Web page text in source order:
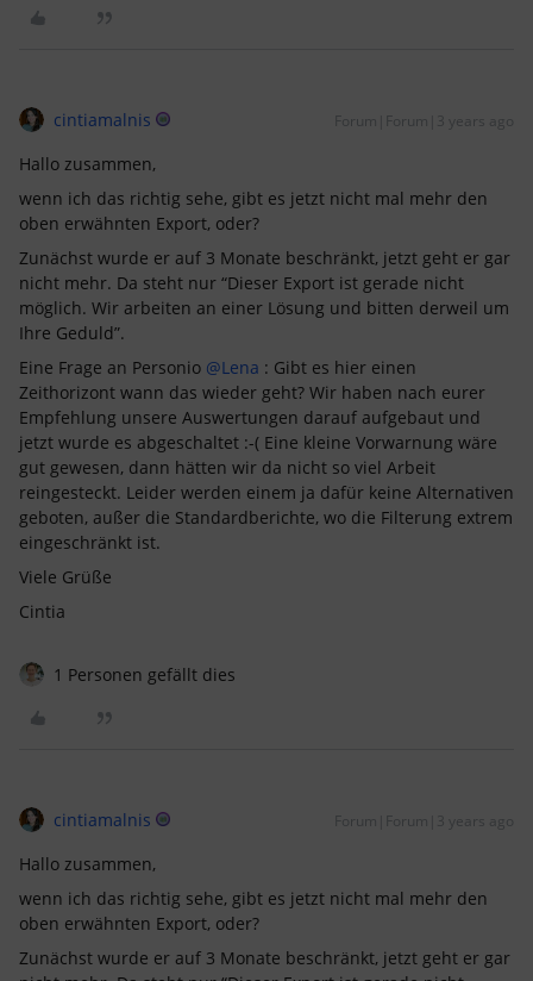
cintiamalnis Forum|Forum|3 years ago
Hallo zusammen,
wenn ich das richtig sehe, gibt es jetzt nicht mal mehr den
oben erwähnten Export, oder?
Zunächst wurde er auf 3 Monate beschränkt, jetzt geht er gar
nicht mehr. Da steht nur “Dieser Export ist gerade nicht
möglich. Wir arbeiten an einer Lösung und bitten derweil um
Ihre Geduld”.
Eine Frage an Personio @Lena : Gibt es hier einen
Zeithorizont wann das wieder geht? Wir haben nach eurer
Empfehlung unsere Auswertungen darauf aufgebaut und
jetzt wurde es abgeschaltet :-( Eine kleine Vorwarnung wäre
gut gewesen, dann hätten wir da nicht so viel Arbeit
reingesteckt. Leider werden einem ja dafür keine Alternativen
geboten, außer die Standardberichte, wo die Filterung extrem
eingeschränkt ist.
Viele Grüße
Cintia
1 Personen gefällt dies
cintiamalnis Forum|Forum|3 years ago
Hallo zusammen,
wenn ich das richtig sehe, gibt es jetzt nicht mal mehr den
oben erwähnten Export, oder?
Zunächst wurde er auf 3 Monate beschränkt, jetzt geht er gar